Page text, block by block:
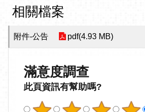
相關檔案
附件-公告 pdf(4.93 MB)
滿意度調查
此頁資訊有幫助嗎?